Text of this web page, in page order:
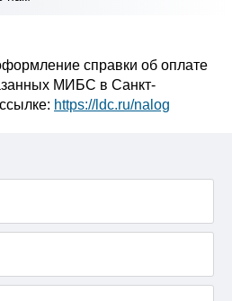
справки об оплате
МИБС в Санкт-
https://ldc.ru/nalog